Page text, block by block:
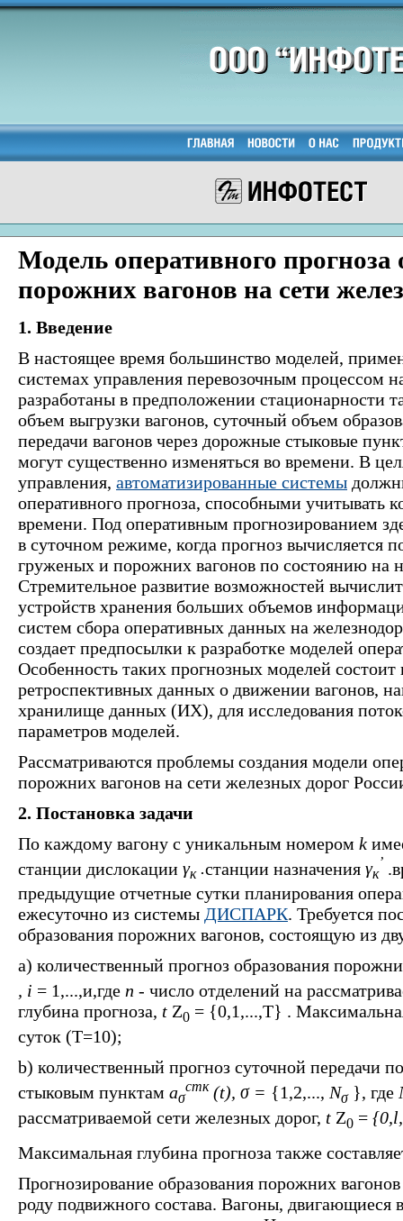
Модель оперативного прогноза
порожних вагонов на сети
1. Введение
В настоящее время большинство моделей,
системах управления перевозочным процессом
разработаны в предположении стационарности
объем выгрузки вагонов, суточный объем
передачи вагонов через дорожные стыковые
могут существенно изменяться во времени. В
управления, автоматизированные системы
оперативного прогноза, способными учитывать
времени. Под оперативным прогнозированием
в суточном режиме, когда прогноз вычисляется
груженых и порожних вагонов по состоянию на
Стремительное развитие возможностей
устройств хранения больших объемов
систем сбора оперативных данных на
создает предпосылки к разработке моделей
Особенность таких прогнозных моделей
ретроспективных данных о движении вагонов,
хранилище данных (ИХ), для исследования
параметров моделей.
Рассматриваются проблемы создания модели
порожних вагонов на сети железных дорог
2. Постановка задачи
По каждому вагону с уникальным номером k
станции дислокации γк.станции назначения γк
’
предыдущие отчетные сутки планирования
ежесуточно из системы ДИСПАРК. Требуется
образования порожних вагонов, состоящую из
a) количественный прогноз образования
, i = 1,...,и,где п - число отделений на
глубина прогноза, t Z0 = {0,1,...,T} .
суток (Т=10);
b) количественный прогноз суточной передачи
стыковым пунктам аσ
стк(t), σ = {1,2,..., Nσ }, где
рассматриваемой сети железных дорог, t Z0 =
Максимальная глубина прогноза также
Прогнозирование образования порожних
роду подвижного состава. Вагоны, двигающиеся